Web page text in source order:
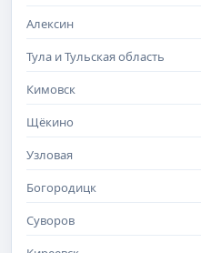
Алексин
Тула и Тульская область
Кимовск
Щёкино
Узловая
Богородицк
Суворов